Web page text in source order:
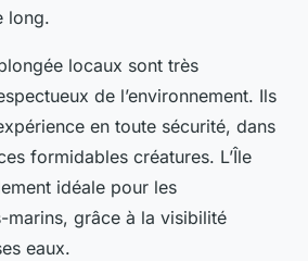
long.
locaux sont très
de l’environnement. Ils
en toute sécurité, dans
formidables créatures. L’Île
idéale pour les
marins, grâce à la visibilité
eaux.